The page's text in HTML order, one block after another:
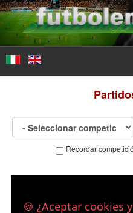
Recordar
🍪 ¿Aceptar cookies